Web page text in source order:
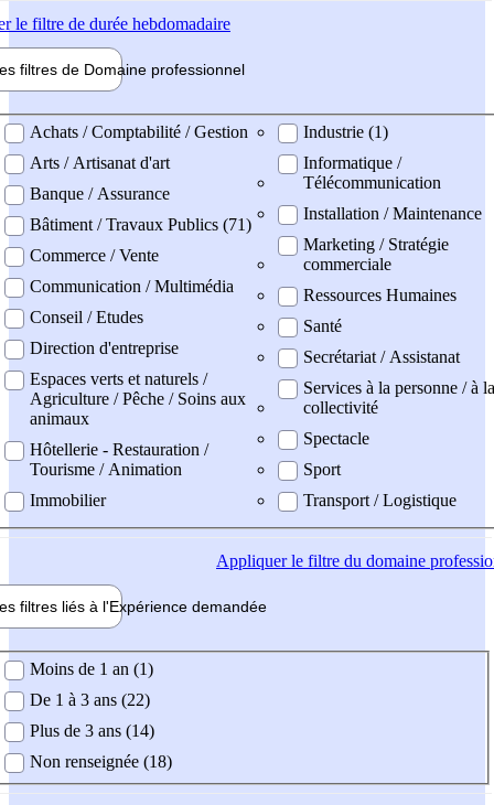
le filtre de durée hebdomadaire
filtres de Domaine professionnel
professionel
Achats / Comptabilité / Gestion
Arts / Artisanat d'art
Banque / Assurance
Bâtiment / Travaux Publics (71)
Commerce / Vente
Communication / Multimédia
Conseil / Etudes
Direction d'entreprise
Espaces verts et naturels /
Agriculture / Pêche / Soins aux
animaux
Hôtellerie - Restauration /
Tourisme / Animation
Immobilier
Industrie (1)
Informatique /
Télécommunication
Installation / Maintenance
Marketing / Stratégie
commerciale
Ressources Humaines
Santé
Secrétariat / Assistanat
Services à la personne / à la
collectivité
Spectacle
Sport
Transport / Logistique
Appliquerle filtre du domaine
filtres liés à l'Expérience demandée
demandée
Moins de 1 an (1)
De 1 à 3 ans (22)
Plus de 3 ans (14)
Non renseignée (18)